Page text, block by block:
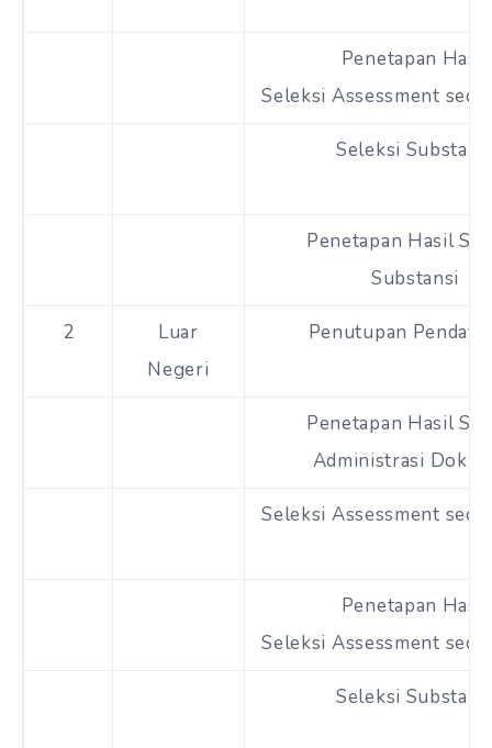
Penetapan Hasil
Seleksi Assessment
Seleksi
Penetapan Hasil
Substansi
2
Luar
Negeri
Penutupan
Penetapan Hasil
Administrasi
Seleksi Assessment
Penetapan Hasil
Seleksi Assessment
Seleksi